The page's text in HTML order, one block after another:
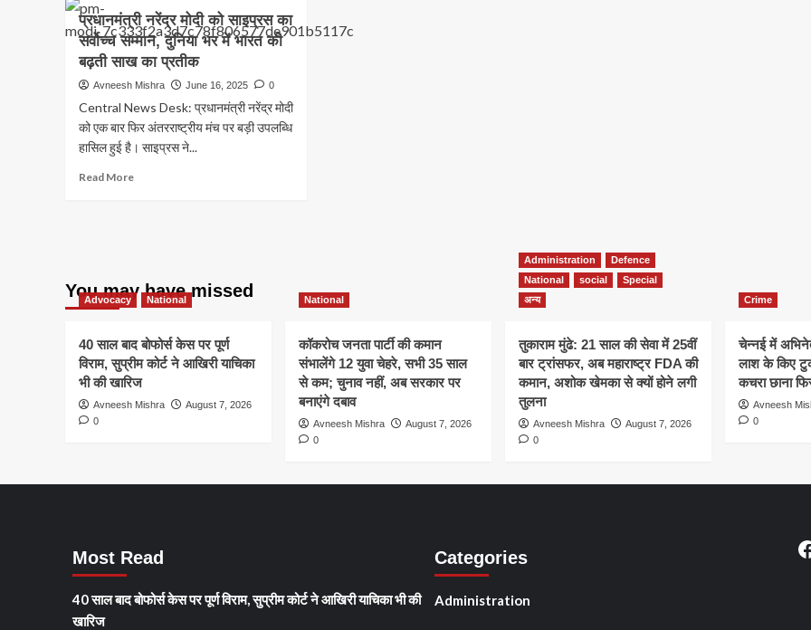
प्रधानमंत्री नरेंद्र मोदी को साइप्रस का
सर्वोच्च सम्मान, दुनिया भर में भारत की
बढ़ती साख का प्रतीक
Avneesh Mishra June 16, 2025 0
Central News Desk: प्रधानमंत्री नरेंद्र मोदी
को एक बार फिर अंतरराष्ट्रीय मंच पर बड़ी उपलब्धि
हासिल हुई है। साइप्रस ने...
Read MoreRead
साइप्रस
का
सम्मान,
दुनिया
भर
का
You may have missed
Advocacy National
40 साल बाद बोफोर्स केस पर पूर्ण
विराम, सुप्रीम कोर्ट ने आखिरी याचिका
भी की खारिज
Avneesh Mishra
August 7, 2026
0
National
कॉकरोच जनता पार्टी की कमान
संभालेंगे 12 युवा चेहरे, सभी 35 साल
से कम; चुनाव नहीं, अब सरकार पर
बनाएंगे दबाव
Avneesh Mishra
August 7, 2026
0
Administration
Defence
National
social
Special
अन्य
तुकाराम मुंढे: 21 साल की सेवा में 25वीं
बार ट्रांसफर, अब महाराष्ट्र FDA की
कमान, अशोक खेमका से क्यों होने लगी
तुलना
Avneesh Mishra
August 7, 2026
0
Crime
चेन्नई में
लाश के किए
कचरा छाना
Avneesh
0
Most Read
40 साल बाद बोफोर्स केस पर पूर्ण विराम, सुप्रीम कोर्ट ने आखिरी याचिका भी की
खारिज
Categories
Administration